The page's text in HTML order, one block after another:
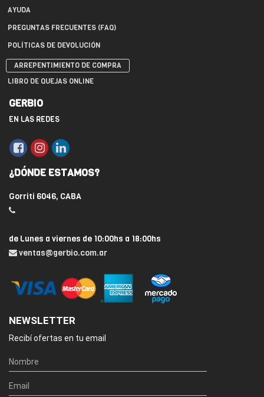
AYUDA
PREGUNTAS FRECUENTES (FAQ)
POLÍTICAS DE DEVOLUCIÓN
ARREPENTIMIENTO DE COMPRA
LIBRO DE QUEJAS ONLINE
GERBIO
EN LAS REDES
¿DÓNDE ESTAMOS?
Gorriti 6046, CABA
de Lunes a viernes de 10:00hs a 18:00hs
ventas@gerbio.com.ar
NEWSLETTER
Recibí ofertas en tu email